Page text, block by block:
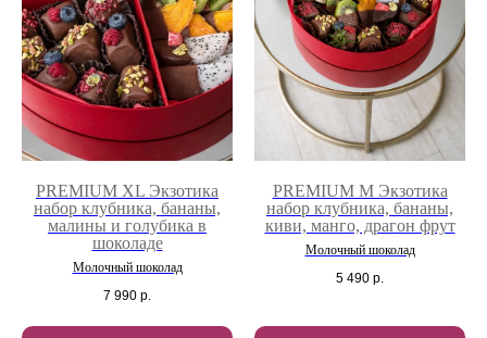
PREMIUM XL Экзотика
набор клубника, бананы,
малины и голубика в
шоколаде
Молочный шоколад
7 990 р.
PREMIUM M Экзотика
набор клубника, бананы,
киви, манго, драгон фрут
Молочный шоколад
5 490 р.